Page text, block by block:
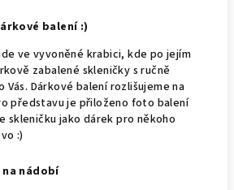
balení :)
ve vyvoněné krabici, kde po jejím
zabalené skleničky s ručně
Vás. Dárkové balení rozlišujeme na
představu je přiloženo foto balení
skleničku jako dárek pro někoho
:)
na nádobí